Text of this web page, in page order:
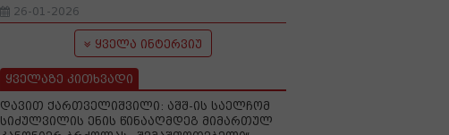
26-01-2026
ყველა ინტერვიუ
ყველაზე კითხვადი
დავით ქართველიშვილი: აშშ-ის საელჩომ
სიძულვილის ენის წინააღმდეგ მიმართულ